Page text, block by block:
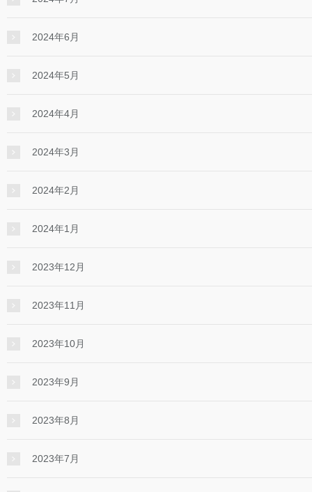
2024年6月
2024年5月
2024年4月
2024年3月
2024年2月
2024年1月
2023年12月
2023年11月
2023年10月
2023年9月
2023年8月
2023年7月